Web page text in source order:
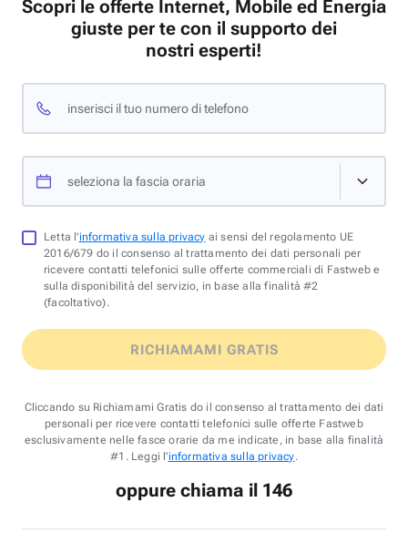
Scopri le offerte Internet, Mobile ed Energia
giuste per te con il supporto dei
nostri esperti!
inserisci il tuo numero di telefono
seleziona la fascia oraria
Letta l'informativa sulla privacy ai sensi del regolamento UE
2016/679 do il consenso al trattamento dei dati personali per
ricevere contatti telefonici sulle offerte commerciali di Fastweb e
sulla disponibilità del servizio, in base alla finalità #2
(facoltativo).
RICHIAMAMI GRATIS
Cliccando su Richiamami Gratis do il consenso al trattamento dei dati
personali per ricevere contatti telefonici sulle offerte Fastweb
esclusivamente nelle fasce orarie da me indicate, in base alla finalità
#1. Leggi l'informativa sulla privacy.
oppure chiama il 146